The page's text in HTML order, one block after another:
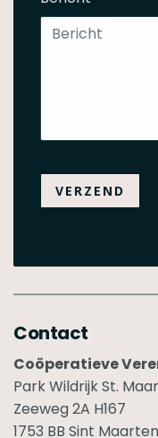
VERZEND
Contact
Coöperatieve
Park Wildrijk St.
Zeeweg 2A H167
1753 BB Sint